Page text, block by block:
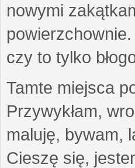
nowymi
czy to tylko
Tamte miejsca
Przywykłam,
maluję, bywam,
Cieszę się,